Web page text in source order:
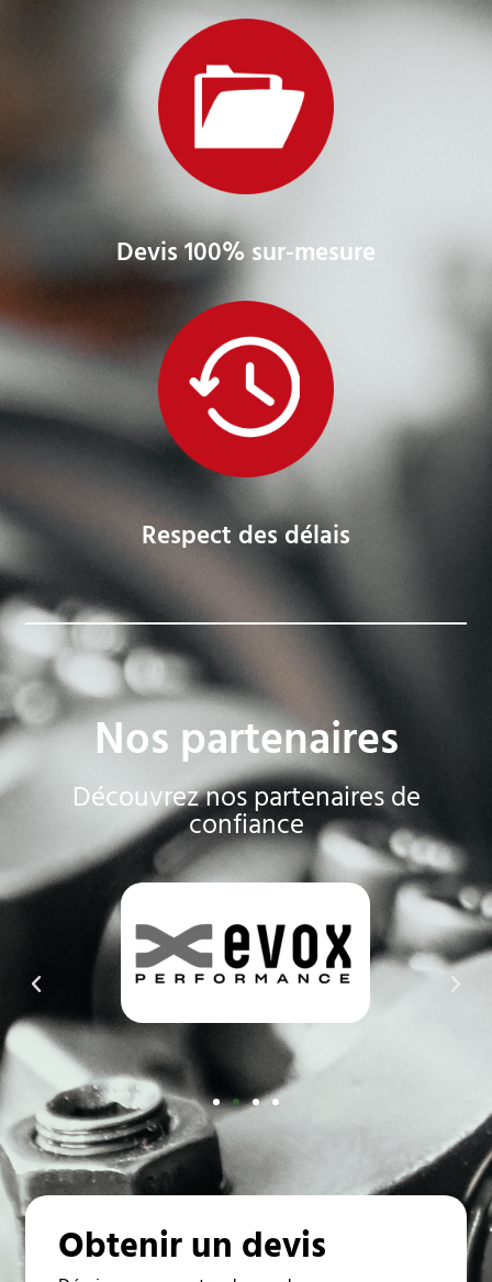
Devis 100% sur-mesure
Respect des délais
Nos partenaires
Découvrez nos partenaires de
confiance
Obtenir un devis